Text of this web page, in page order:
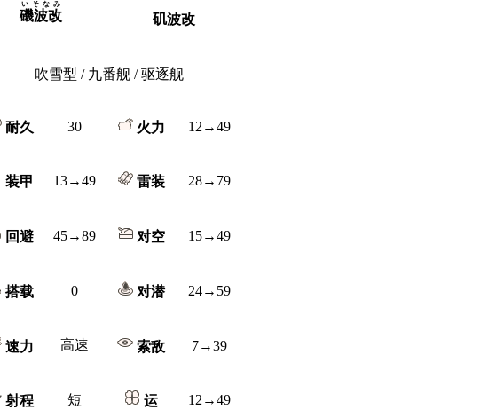
磯波改
いそなみ
矶波改
吹雪型 / 九番舰 / 驱逐舰
耐久 30 火力 12→49
装甲 13→49 雷装 28→79
回避 45→89 对空 15→49
搭载 0 对潜 24→59
速力 高速 索敌 7→39
射程 短 运 12→49